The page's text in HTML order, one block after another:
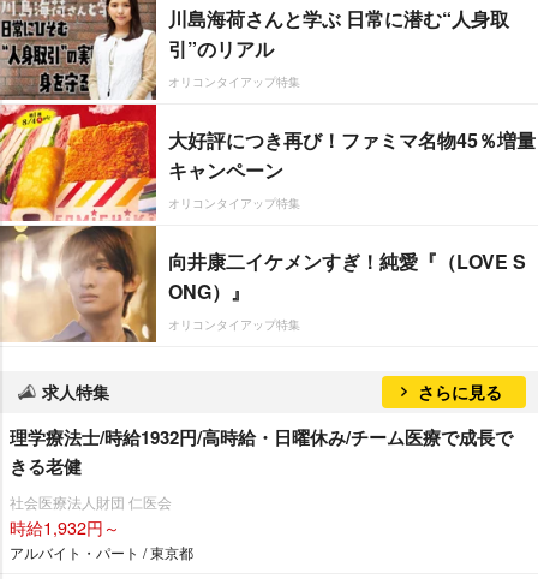
川島海荷さんと学ぶ 日常に潜む“人身取
引”のリアル
オリコンタイアップ特集
大好評につき再び！ファミマ名物45％増量
キャンペーン
オリコンタイアップ特集
向井康二イケメンすぎ！純愛『（LOVE S
ONG）』
オリコンタイアップ特集
求人特集 さらに見る
理学療法士/時給1932円/高時給・日曜休み/チーム医療で成長で
きる老健
社会医療法人財団 仁医会
時給1,932円～
アルバイト・パート / 東京都